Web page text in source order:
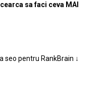
sa faci ceva MAI
seo pentru RankBrain ↓